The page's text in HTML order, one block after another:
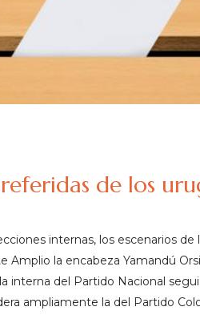
de los
internas, los escenarios
Amplio la encabeza Yamandú
interna del Partido Nacional
ampliamente la del Partido